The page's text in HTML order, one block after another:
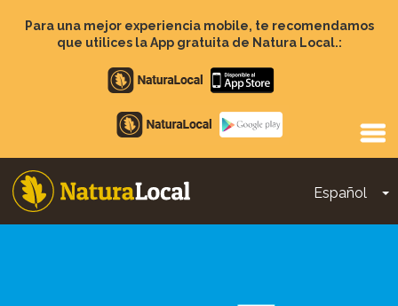
contenido
Para una mejor experiencia mobile, te recomendamos
que utilices la App gratuita de Natura Local.:
Apple
store
Google
Play
Español
Main